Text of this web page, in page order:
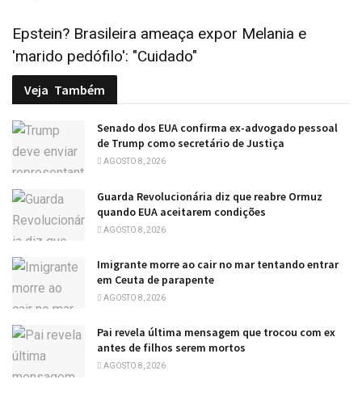
Epstein? Brasileira ameaça expor Melania e
'marido pedófilo': "Cuidado"
Veja Também
Senado dos EUA confirma ex-advogado pessoal
de Trump como secretário de Justiça
AGOSTO 8, 2026
Guarda Revolucionária diz que reabre Ormuz
quando EUA aceitarem condições
AGOSTO 8, 2026
Imigrante morre ao cair no mar tentando entrar
em Ceuta de parapente
AGOSTO 8, 2026
Pai revela última mensagem que trocou com ex
antes de filhos serem mortos
AGOSTO 8, 2026